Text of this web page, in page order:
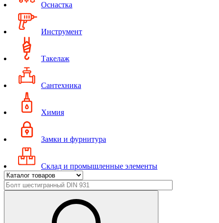
Оснастка
Инструмент
Такелаж
Сантехника
Химия
Замки и фурнитура
Склад и промышленные элементы